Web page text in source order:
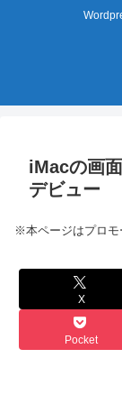
iMacの画
デビュー
※本ページはプロモ
X
Pocket